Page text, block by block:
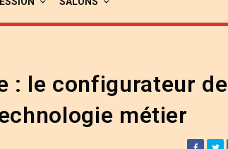
: le configurateur de
métier